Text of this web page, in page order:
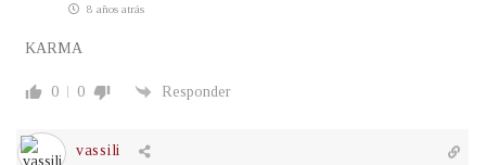
8 años atrás
KARMA
0 0 Responder
vassili